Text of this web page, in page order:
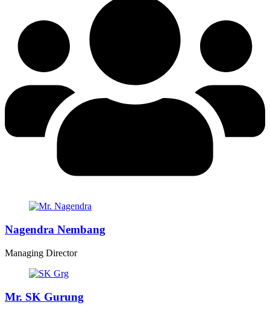
Nagendra Nembang
Managing Director
Mr. SK Gurung